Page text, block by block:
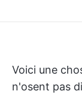
Voici une
n'osent pas